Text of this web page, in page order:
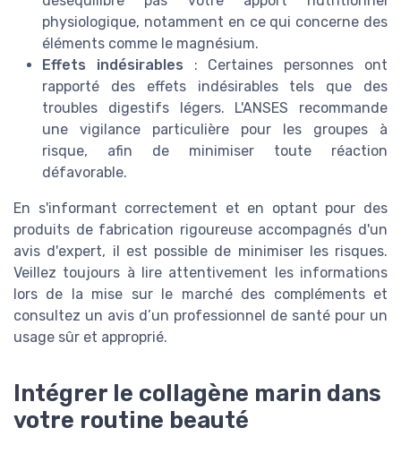
physiologique, notamment en ce qui concerne des
éléments comme le magnésium.
Effets indésirables : Certaines personnes ont
rapporté des effets indésirables tels que des
troubles digestifs légers. L'ANSES recommande
une vigilance particulière pour les groupes à
risque, afin de minimiser toute réaction
défavorable.
En s'informant correctement et en optant pour des
produits de fabrication rigoureuse accompagnés d'un
avis d'expert, il est possible de minimiser les risques.
Veillez toujours à lire attentivement les informations
lors de la mise sur le marché des compléments et
consultez un avis d’un professionnel de santé pour un
usage sûr et approprié.
Intégrer le collagène marin dans
votre routine beauté